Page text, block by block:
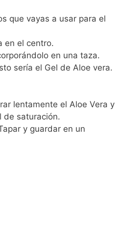
que vayas a usar para el
en el centro.
en una taza.
sería el Gel de Aloe vera.
lentamente el Aloe Vera y
de saturación.
y guardar en un